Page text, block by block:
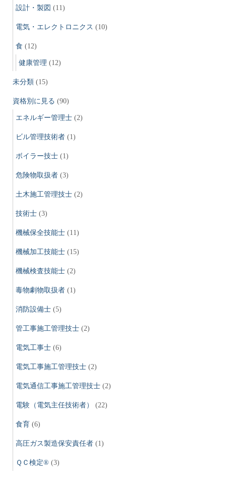
設計・製図 (11)
電気・エレクトロニクス (10)
食 (12)
健康管理 (12)
未分類 (15)
資格別に見る (90)
エネルギー管理士 (2)
ビル管理技術者 (1)
ボイラー技士 (1)
危険物取扱者 (3)
土木施工管理技士 (2)
技術士 (3)
機械保全技能士 (11)
機械加工技能士 (15)
機械検査技能士 (2)
毒物劇物取扱者 (1)
消防設備士 (5)
管工事施工管理技士 (2)
電気工事士 (6)
電気工事施工管理技士 (2)
電気通信工事施工管理技士 (2)
電験（電気主任技術者） (22)
食育 (6)
高圧ガス製造保安責任者 (1)
ＱＣ検定® (3)